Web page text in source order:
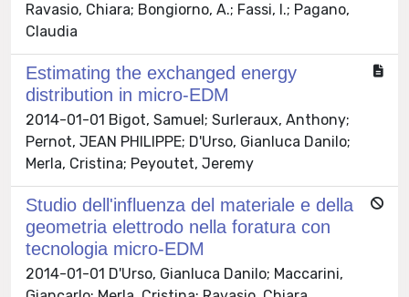
Ravasio, Chiara; Bongiorno, A.; Fassi, I.; Pagano,
Claudia
Estimating the exchanged energy
distribution in micro-EDM
2014-01-01 Bigot, Samuel; Surleraux, Anthony;
Pernot, JEAN PHILIPPE; D'Urso, Gianluca Danilo;
Merla, Cristina; Peyoutet, Jeremy
Studio dell'influenza del materiale e della
geometria elettrodo nella foratura con
tecnologia micro-EDM
2014-01-01 D'Urso, Gianluca Danilo; Maccarini,